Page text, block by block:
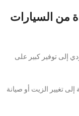
من السيارات
إلى توفير كبير على
إلى تغيير الزيت أو صيانة